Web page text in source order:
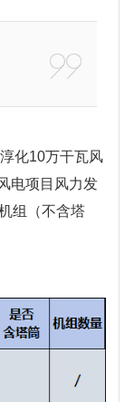
化10万干瓦风
电项目风力发
组（不含塔